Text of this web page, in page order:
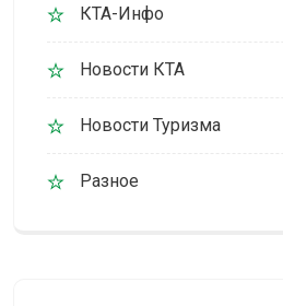
КТА-Инфо
Новости КТА
Новости Туризма
Разное